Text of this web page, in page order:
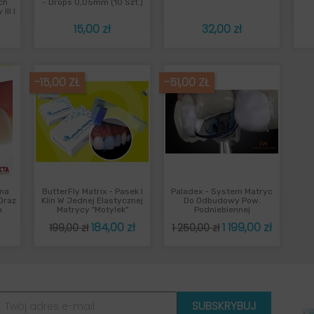
III I
- Drops 0,05mm (10 Szt.)
Cena
15,00 zł Cena
32,00 zł
ButterFly Matrix - Pasek I
Klin W Jednej Elastycznej
Matrycy "Motylek"
Cena
199,00 zł
-15,00 ZŁ
Cena
184,00 zł
Szybki podgląd
Paladex - System Matryc
Do Odbudowy Pow.
Podniebiennej
Cena
1 250,00 zł
-51,00 ZŁ
Cena
1 199,00 zł
Szybki podgląd